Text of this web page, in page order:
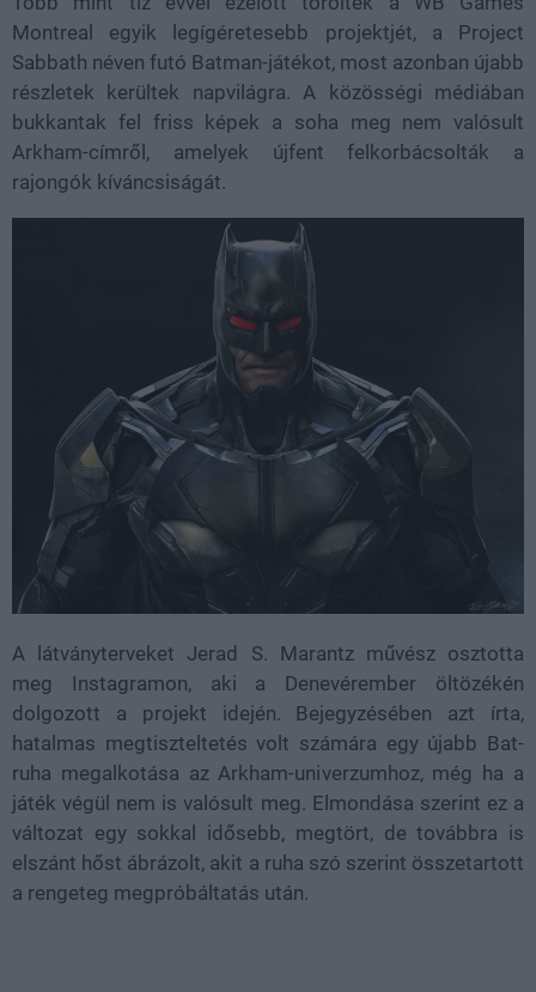
Montreal egyik legígéretesebb projektjét, a Project
Sabbath néven futó Batman-játékot, most azonban újabb
részletek kerültek napvilágra. A közösségi médiában
bukkantak fel friss képek a soha meg nem valósult
Arkham-címről, amelyek újfent felkorbácsolták a
rajongók kíváncsiságát.
A látványterveket Jerad S. Marantz művész osztotta
meg Instagramon, aki a Denevérember öltözékén
dolgozott a projekt idején. Bejegyzésében azt írta,
hatalmas megtiszteltetés volt számára egy újabb Bat-
ruha megalkotása az Arkham-univerzumhoz, még ha a
játék végül nem is valósult meg. Elmondása szerint ez a
változat egy sokkal idősebb, megtört, de továbbra is
elszánt hőst ábrázolt, akit a ruha szó szerint összetartott
a rengeteg megpróbáltatás után.